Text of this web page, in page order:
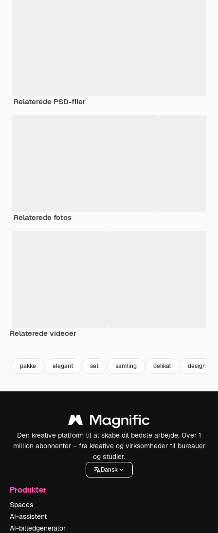
Relaterede PSD-filer
Relaterede fotos
Relaterede videoer
pakke elegant set samling delikat
Den kreative platform til at skabe dit bedste arbejde. Over 1
million abonnenter – fra kreative og virksomheder til bureauer
og studier.
Dansk
Produkter
Spaces
AI-assistent
AI-billedgenerator